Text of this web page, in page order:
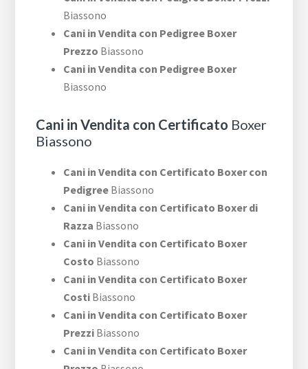
Biassono
Cani in Vendita con Pedigree Boxer
Prezzo Biassono
Cani in Vendita con Pedigree Boxer
Biassono
Cani in Vendita con Certificato Boxer
Biassono
Cani in Vendita con Certificato Boxer con
Pedigree Biassono
Cani in Vendita con Certificato Boxer di
Razza Biassono
Cani in Vendita con Certificato Boxer
Costo Biassono
Cani in Vendita con Certificato Boxer
Costi Biassono
Cani in Vendita con Certificato Boxer
Prezzi Biassono
Cani in Vendita con Certificato Boxer